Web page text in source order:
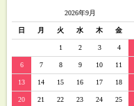
2026年9月
日 月 火 水 木 金
1 2 3 4
6 7 8 9 10 11
13 14 15 16 17 18
20 21 22 23 24 25